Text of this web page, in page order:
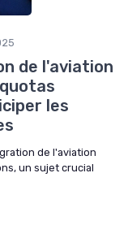
de l'aviation
les
de l'aviation
un sujet crucial